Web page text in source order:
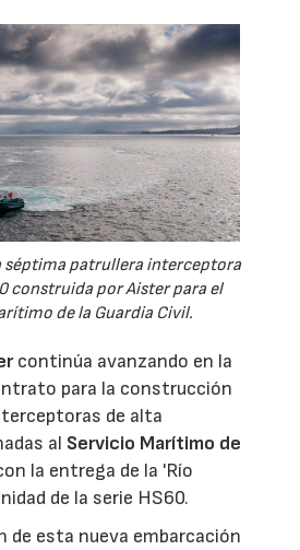
séptima patrullera interceptora
construida por Aister para el
de la Guardia Civil.
continúa avanzando en la
para la construcción
de alta
al Servicio Marítimo de
la entrega de la 'Río
de la serie HS60.
de esta nueva embarcación